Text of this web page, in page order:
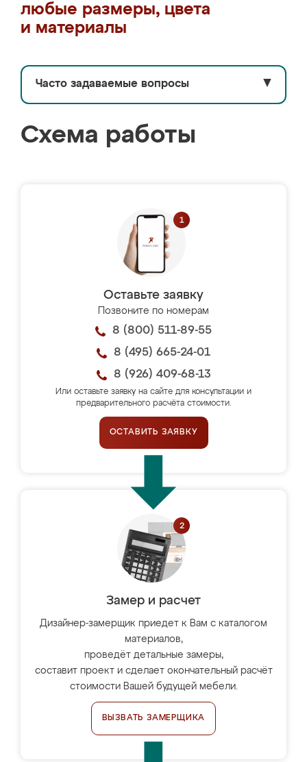
любые размеры, цвета
и материалы
Часто задаваемые вопросы ▼
Схема работы
Оставьте заявку
Позвоните по номерам
8 (800) 511-89-55
8 (495) 665-24-01
8 (926) 409-68-13
Или оставьте заявку на сайте для консультации и
предварительного расчёта стоимости.
ОСТАВИТЬ ЗАЯВКУ
Замер и расчет
Дизайнер-замерщик приедет к Вам с каталогом
материалов,
проведёт детальные замеры,
составит проект и сделает окончательный расчёт
стоимости Вашей будущей мебели.
ВЫЗВАТЬ ЗАМЕРЩИКА